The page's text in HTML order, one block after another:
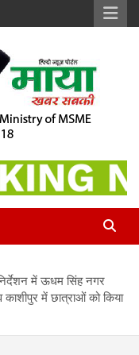
में ऊधम सिंह नगर
में छात्राओं को किया